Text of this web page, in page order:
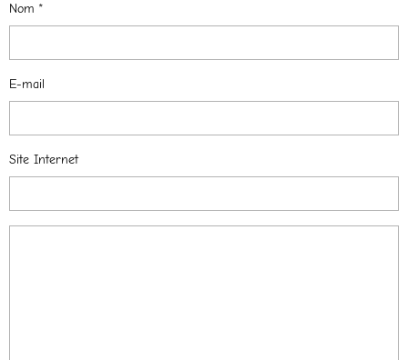
Nom
E-mail
Site Internet